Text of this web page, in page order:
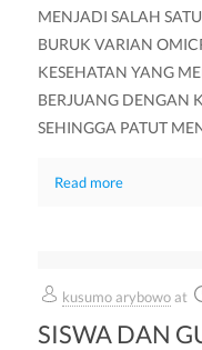
MENJADI SALAH
BURUK VARIAN
KESEHATAN YANG
BERJUANG DENGAN
SEHINGGA PATUT
Read more
kusumo arybowo at
SISWA DAN